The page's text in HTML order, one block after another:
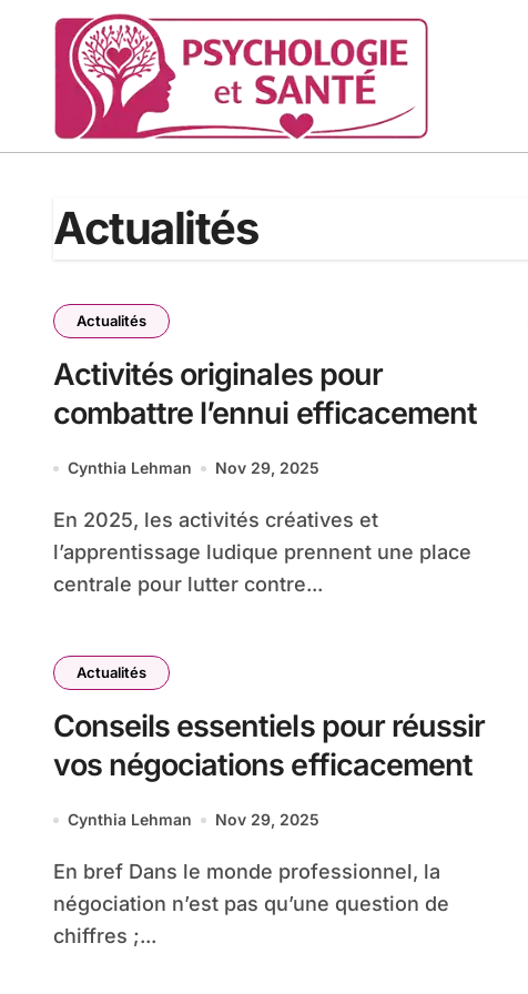
Actualités
Actualités
Activités originales pour
combattre l’ennui efficacement
Cynthia Lehman Nov 29, 2025
En 2025, les activités créatives et
l’apprentissage ludique prennent une place
centrale pour lutter contre...
Actualités
Conseils essentiels pour réussir
vos négociations efficacement
Cynthia Lehman Nov 29, 2025
En bref Dans le monde professionnel, la
négociation n’est pas qu’une question de
chiffres ;...